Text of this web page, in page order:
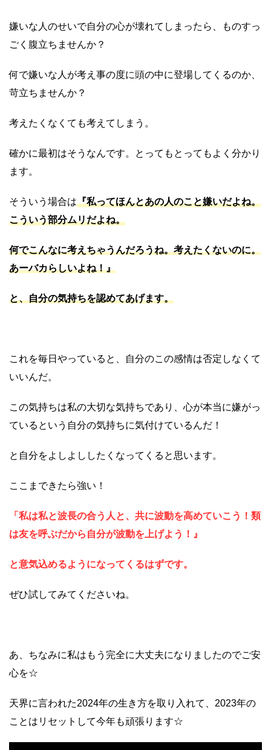
嫌いな人のせいで自分の心が壊れてしまったら、ものすっ
ごく腹立ちませんか？
何で嫌いな人が考え事の度に頭の中に登場してくるのか、
苛立ちませんか？
考えたくなくても考えてしまう。
確かに最初はそうなんです。とってもとってもよく分かり
ます。
そういう場合は『私ってほんとあの人のこと嫌いだよね。
こういう部分ムリだよね。
何でこんなに考えちゃうんだろうね。考えたくないのに。
あーバカらしいよね！』
と、自分の気持ちを認めてあげます。
これを毎日やっていると、自分のこの感情は否定しなくて
いいんだ。
この気持ちは私の大切な気持ちであり、心が本当に嫌がっ
ているという自分の気持ちに気付けているんだ！
と自分をよしよししたくなってくると思います。
ここまできたら強い！
「私は私と波長の合う人と、共に波動を高めていこう！類
は友を呼ぶだから自分が波動を上げよう！』
と意気込めるようになってくるはずです。
ぜひ試してみてくださいね。
あ、ちなみに私はもう完全に大丈夫になりましたのでご安
心を☆
天界に言われた2024年の生き方を取り入れて、2023年の
ことはリセットして今年も頑張ります☆